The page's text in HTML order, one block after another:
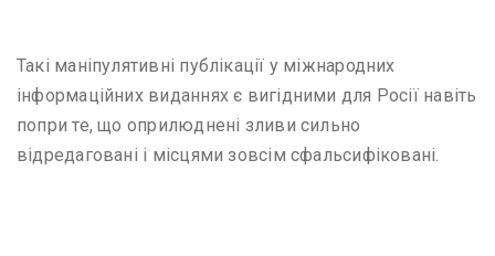
Такі маніпулятивні публікації у міжнародних
інформаційних виданнях є вигідними для Росії навіть
попри те, що оприлюднені зливи сильно
відредаговані і місцями зовсім сфальсифіковані.